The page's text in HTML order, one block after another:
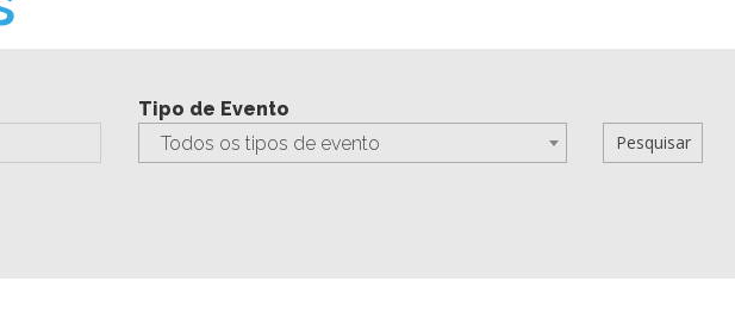
Tipo de Evento
Todos os tipos de evento